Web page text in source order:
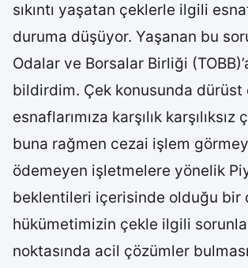
sıkıntı yaşatan çeklerle ilgili
duruma düşüyor. Yaşanan bu
Odalar ve Borsalar Birliği
bildirdim. Çek konusunda dürüst
esnaflarımıza karşılık
buna rağmen cezai işlem
ödemeyen işletmelere yönelik
beklentileri içerisinde olduğu bir
hükümetimizin çekle ilgili
noktasında acil çözümler